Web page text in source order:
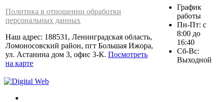
Политика в отношении обработки
персональных данных
Наш адрес: 188531, Ленинградская область,
Ломоносовский район, пгт Большая Ижора,
ул. Астанина дом 3, офис 3-К. Посмотреть
на карте
График
работы
Пн-Пт: с
8:00 до
16:40
Сб-Вс:
Выходной